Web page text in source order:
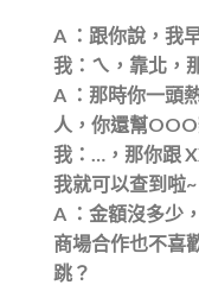
A ：跟你說，我
我：ㄟ，靠北，
A ：那時你一頭
人，你還幫OOO
我：…，那你跟
我就可以查到啦~
A ：金額沒多少
商場合作也不喜
跳？